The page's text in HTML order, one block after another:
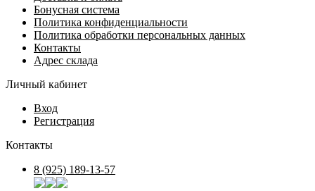
Бонусная система
Политика конфиденциальности
Политика обработки персональных данных
Контакты
Адрес склада
Личный кабинет
Вход
Регистрация
Контакты
8 (925) 189-13-57